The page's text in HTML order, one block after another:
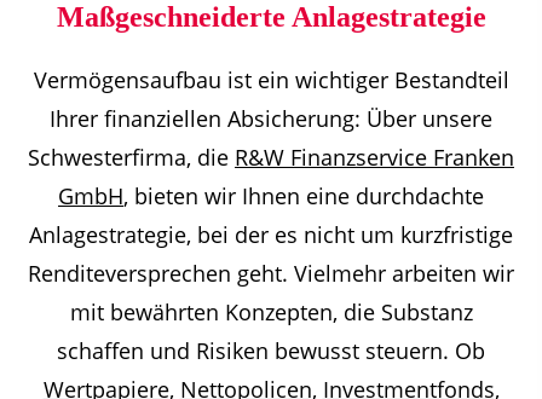
Maßgeschneiderte Anlagestrategie
Vermögensaufbau ist ein wichtiger Bestandteil
Ihrer finanziellen Absicherung: Über unsere
Schwesterfirma, die R&W Finanzservice Franken
GmbH, bieten wir Ihnen eine durchdachte
Anlagestrategie, bei der es nicht um kurzfristige
Renditeversprechen geht. Vielmehr arbeiten wir
mit bewährten Konzepten, die Substanz
schaffen und Risiken bewusst steuern. Ob
Wertpapiere, Nettopolicen, Investmentfonds,